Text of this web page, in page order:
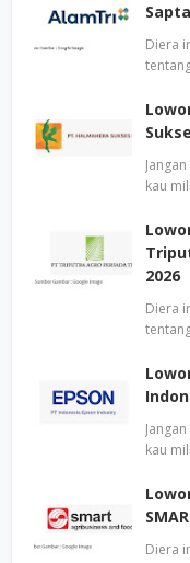
Diera
kau
2026
Diera
kau
Diera